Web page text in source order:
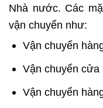
Nhà nước. Các
vận chuyển như:
Vận chuyển
Vận chuyển
Vận chuyển